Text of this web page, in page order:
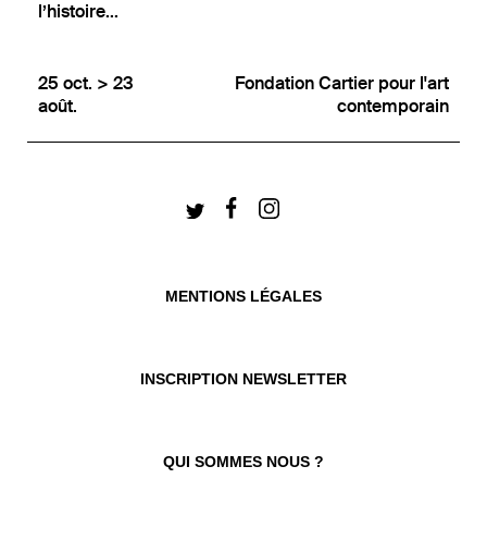
l’histoire...
25 oct. > 23
août.
Fondation Cartier pour l'art
contemporain
MENTIONS LÉGALES
INSCRIPTION NEWSLETTER
QUI SOMMES NOUS ?